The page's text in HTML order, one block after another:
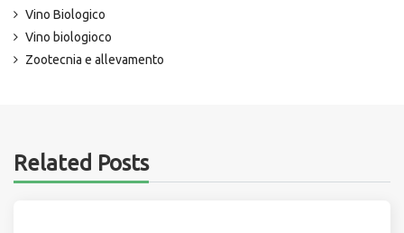
Vino Biologico
Vino biologioco
Zootecnia e allevamento
Related Posts